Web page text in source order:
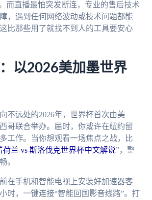
而直播最怕突发断连，专业的售后技术
，遇到任何网络波动或技术问题都能
比那些用了就找不到人的工具要安心
以2026美加墨世界
不远处的2026年，世界杯首次由美
哥联合举办。届时，你或许在纽约留
工作。当你想观看一场焦点之战，比
荷兰 vs 斯洛伐克世界杯中文解说”，整
。
在手机和智能电视上安装好加速器客
时，一键连接“智能回国影音线路”。打